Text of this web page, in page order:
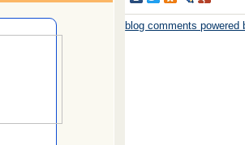
blog comments powered